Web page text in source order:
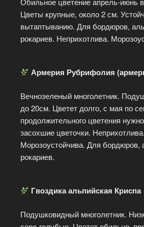
Цветы крупные, около 2 см.
вытаптыванию. Для бордюров,
рокариев. Неприхотлива.
Армерия Рубрифолия
Вечнозеленый многолетник.
до 20см. Цветет долго, с мая по
продолжительного цветения
засохшие цветочки. Неприхотлива.
Морозоустойчива. Для бордюров,
рокариев.
Гвоздика альпийская Криспа
Подушковидный многолетник.